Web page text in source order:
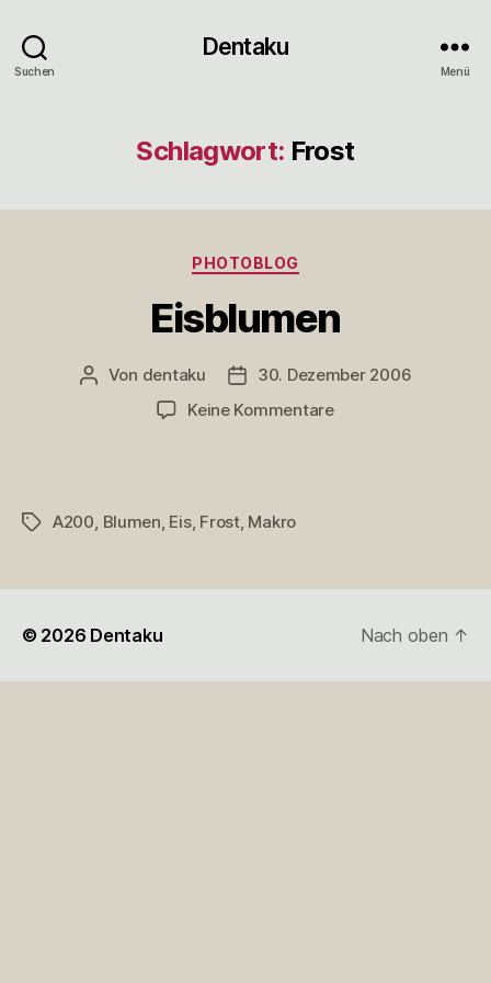
Suchen
Dentaku
Menü
Schlagwort: Frost
Kategorien
PHOTOBLOG
Eisblumen
Beitragsautor
Von dentaku Veröffentlichungsdatum
30. Dezember 2006
Keine Kommentarezu
Schlagwörter
A200 Blumen Eis, Frost, Makro
© 2026 Dentaku Nach oben ↑